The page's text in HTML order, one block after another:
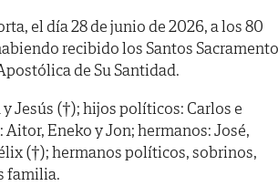
el día 28 de junio de 2026, a los 80
recibido los Santos
de Su Santidad.
Jesús (†); hijos políticos: Carlos e
Eneko y Jon; hermanos: José,
(†); hermanos políticos, sobrinos,
familia.